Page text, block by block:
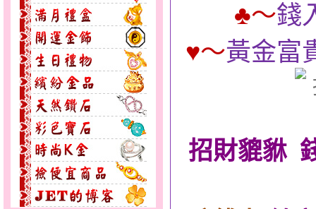
♣～錢
♥～黃金富
招財貔貅